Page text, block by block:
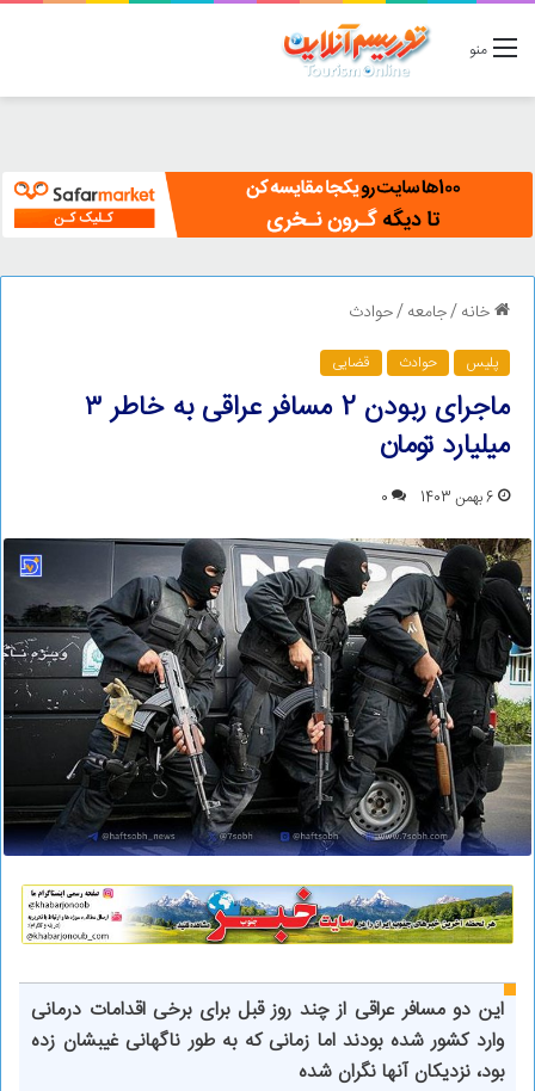
منو
خانه/جامعه/حوادث
پلیس حوادث قضایی
ماجرای ربودن 2 مسافر عراقی به خاطر ۳
میلیارد تومان
6 بهمن 1403 0
این دو مسافر عراقی از چند روز قبل برای برخی اقدامات درمانی
وارد کشور شده بودند اما زمانی که به طور ناگهانی غیبشان زده
بود، نزدیکان آنها نگران شده